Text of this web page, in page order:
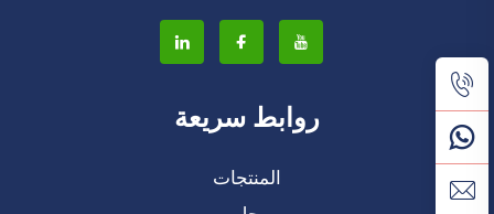
روابط سريعة
المنتجات